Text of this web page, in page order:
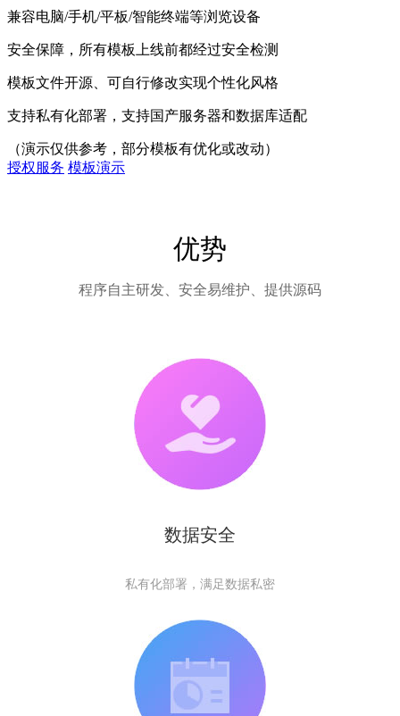
兼容电脑/手机/平板/智能终端等浏览设备
安全保障，所有模板上线前都经过安全检测
模板文件开源、可自行修改实现个性化风格
支持私有化部署，支持国产服务器和数据库适配
（演示仅供参考，部分模板有优化或改动）
授权服务 模板演示
优势
程序自主研发、安全易维护、提供源码
数据安全
私有化部署，满足数据私密